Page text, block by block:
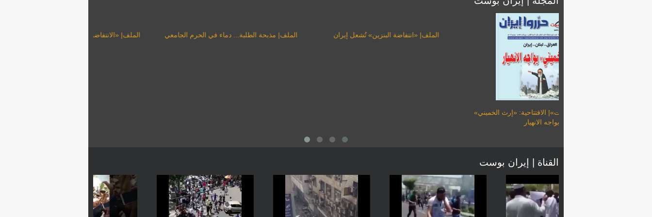
الملف| مذبحة الطلبة... دماء في الحرم الجامعي الملف| «انتفاضة البنزين» تُشعل إيران
مجلة «إيران بوست»| الافتتاحية: «إرث الخميني»
القناة | إيران بوست